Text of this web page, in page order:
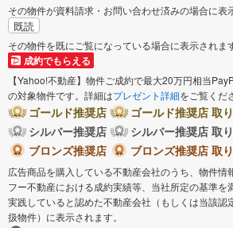
その物件が資料請求・お問い合わせ済みの場合に表
既読
その物件を既にご覧になっている場合に表示されます
成約でもらえる
【Yahoo!不動産】物件ご成約で最大20万円相当
の対象物件です。詳細はプレゼント詳細をご覧くだ
ゴールド推奨店
ゴールド推奨店 取
シルバー推奨店
シルバー推奨店 取
ブロンズ推奨店
ブロンズ推奨店 取
広告商品を購入している不動産会社のうち、物件情
フー不動産における成約実績等、当社所定の基準を
実践していると認めた不動産会社（もしくは当該認
扱物件）に表示されます。